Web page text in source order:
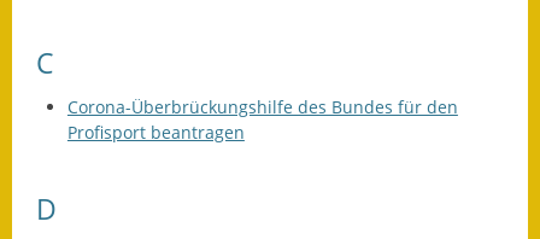
C
Corona-Überbrückungshilfe des Bundes für den
Profisport beantragen
D